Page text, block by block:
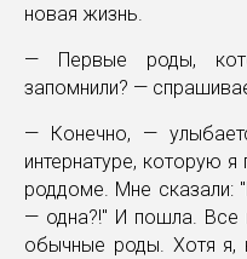
новая жизнь.
— Первые роды,
запомнили? —
— Конечно, —
интернатуре, которую
роддоме. Мне сказали:
— одна?!" И пошла. Все
обычные роды. Хотя я,